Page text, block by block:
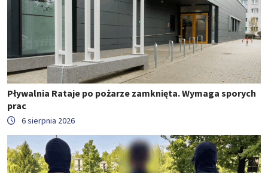
Pływalnia Rataje po pożarze zamknięta. Wymaga sporych
prac
6 sierpnia 2026